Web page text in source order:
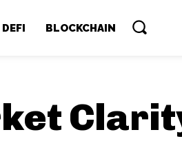
DEFI BLOCKCHAIN